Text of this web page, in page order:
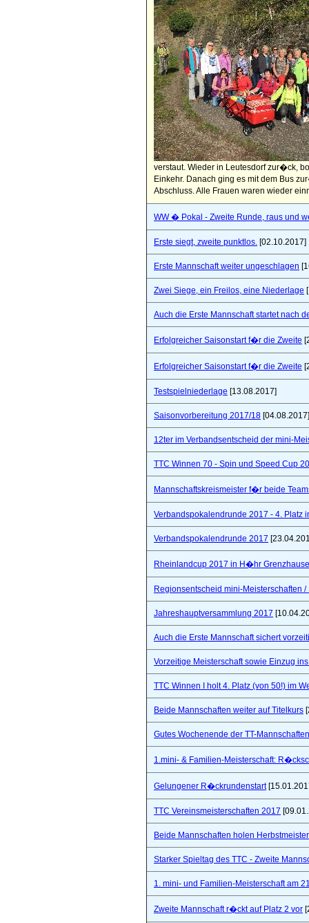
verstaut. Wieder in Leutesdorf zur�ck,
Einkehr. Danach ging es mit dem Bus
Abschluss. Alle Frauen waren wieder
WW � Pokal - Zweite Runde, raus und
Erste siegt, zweite punktlos. [02.10.2017]
Erste Mannschaft weiter ungeschlagen
Zwei Siege, ein Freilos, eine Niederlage
Auch die Erste Mannschaft startet nach
Erfolgreicher Saisonstart f�r die Zweite
Erfolgreicher Saisonstart f�r die Zweite
Testspielniederlage [13.08.2017]
Saisonvorbereitung 2017/18 [04.08.2017]
12ter im Verbandsentscheid der mini-
TTC Winnen 70 - Spin und Speed Cup
Mannschaftskreismeister f�r beide
Verbandspokalendrunde 2017 - 4. Platz
Verbandspokalendrunde 2017
Rheinlandcup 2017 in H�hr
Regionsentscheid mini-Meisterschaften
Jahreshauptversammlung 2017
Auch die Erste Mannschaft sichert
Vorzeitige Meisterschaft sowie Einzug
TTC Winnen I holt 4. Platz (von 50!) im
Beide Mannschaften weiter auf Titelkurs
Gutes Wochenende der TT-
1.mini- & Familien-Meisterschaft:
Gelungener R�ckrundenstart
TTC Vereinsmeisterschaften 2017
Beide Mannschaften holen
Starker Spieltag des TTC - Zweite
1. mini- und Familien-Meisterschaft am
Zweite Mannschaft r�ckt auf Platz 2 vor